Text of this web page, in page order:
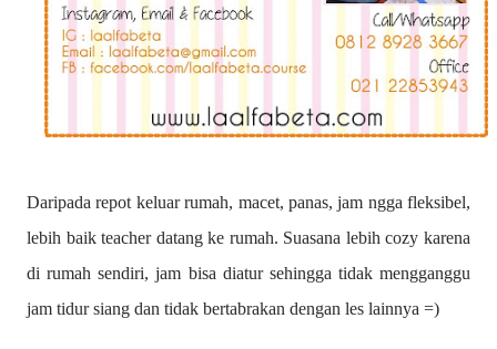
Daripada repot keluar rumah, macet, panas, jam ngga fleksibel,
lebih baik teacher datang ke rumah. Suasana lebih cozy karena
di rumah sendiri, jam bisa diatur sehingga tidak mengganggu
jam tidur siang dan tidak bertabrakan dengan les lainnya =)